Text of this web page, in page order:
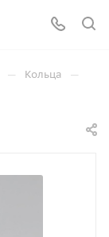
— Кольца —